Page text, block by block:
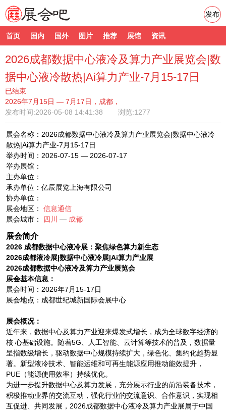
首页 国内 国外 图片 推荐 展馆 资讯
发布
2026成都数据中心液冷及算力产业展览会|数
据中心液冷散热|Ai算力产业-7月15-17日
已结束
2026年7月15日 — 7月17日，成都，
发布时间:2026-05-08 14:41:38 浏览:1277
展会名称：2026成都数据中心液冷及算力产业展览会|数据中心液冷
散热|Ai算力产业-7月15-17日
举办时间：2026-07-15 — 2026-07-17
举办展馆：
主办单位：
承办单位：亿辰展览上海有限公司
协办单位：
展会地区： 信息通信
展会城市： 四川 — 成都
展会简介
2026 成都数据中心液冷展：聚焦绿色算力新生态
2026成都液冷展|数据中心液冷展|Ai算力产业展
2026成都数据中心液冷及算力产业展览会
展会基本信息：
展会时间：2026年7月15-17日
展会地点：成都世纪城新国际会展中心
展会概况：
近年来，数据中心及算力产业迎来爆发式增长，成为全球数字经济的
核 心基础设施。随着5G、人工智能、云计算等技术的普及，数据量
呈指数级增长，驱动数据中心规模持续扩大，绿色化、集约化趋势显
著。新型液冷技术、智能运维和可再生能源应用推动能效提升，
PUE（能源使用效率）持续优化。
为进一步提升数据中心及算力发展，充分展示行业的前沿装备技术，
积极推动业界的交流互动，强化行业的交流意识、合作意识，实现相
互促进、共同发展，2026成都数据中心液冷及算力产业展属于中国